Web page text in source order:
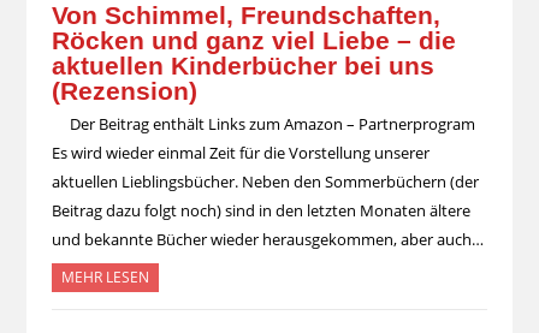
Von Schimmel, Freundschaften,
Röcken und ganz viel Liebe – die
aktuellen Kinderbücher bei uns
(Rezension)
Der Beitrag enthält Links zum Amazon – Partnerprogram
Es wird wieder einmal Zeit für die Vorstellung unserer
aktuellen Lieblingsbücher. Neben den Sommerbüchern (der
Beitrag dazu folgt noch) sind in den letzten Monaten ältere
und bekannte Bücher wieder herausgekommen, aber auch…
MEHR LESEN